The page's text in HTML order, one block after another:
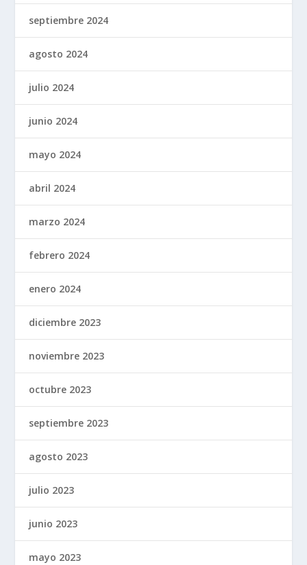
septiembre 2024
agosto 2024
julio 2024
junio 2024
mayo 2024
abril 2024
marzo 2024
febrero 2024
enero 2024
diciembre 2023
noviembre 2023
octubre 2023
septiembre 2023
agosto 2023
julio 2023
junio 2023
mayo 2023